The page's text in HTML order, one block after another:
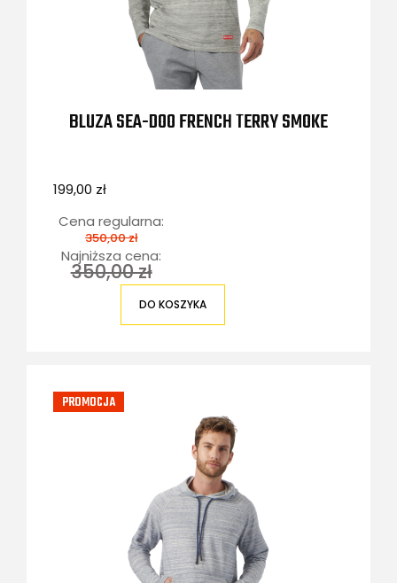
BLUZA SEA-DOO FRENCH TERRY SMOKE
199,00 zł
Cena regularna:
350,00 zł
Najniższa cena:
350,00 zł
DO KOSZYKA
PROMOCJA